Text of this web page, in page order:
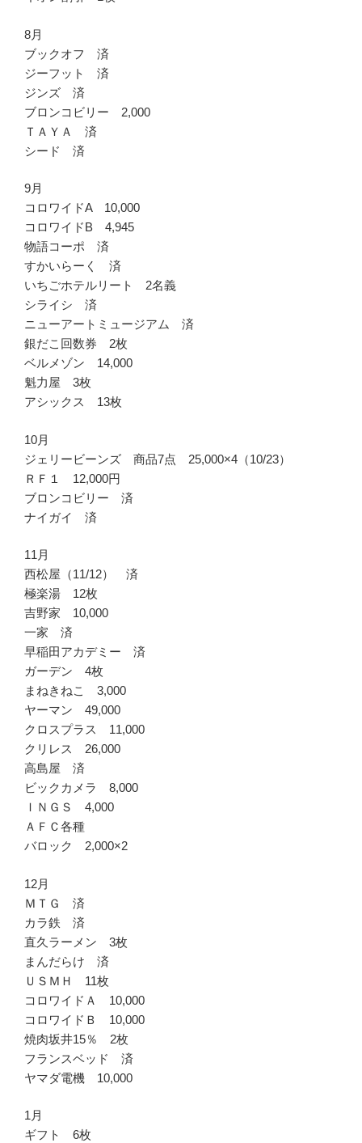
8月
ブックオフ 済
ジーフット 済
ジンズ 済
ブロンコビリー 2,000
ＴＡＹＡ 済
シード 済
9月
コロワイドA 10,000
コロワイドB 4,945
物語コーポ 済
すかいらーく 済
いちごホテルリート 2名義
シライシ 済
ニューアートミュージアム 済
銀だこ回数券 2枚
ベルメゾン 14,000
魁力屋 3枚
アシックス 13枚
10月
ジェリービーンズ 商品7点 25,000×4（10/23）
ＲＦ１ 12,000円
ブロンコビリー 済
ナイガイ 済
11月
西松屋（11/12） 済
極楽湯 12枚
吉野家 10,000
一家 済
早稲田アカデミー 済
ガーデン 4枚
まねきねこ 3,000
ヤーマン 49,000
クロスプラス 11,000
クリレス 26,000
高島屋 済
ビックカメラ 8,000
ＩＮＧＳ 4,000
ＡＦＣ各種
バロック 2,000×2
12月
ＭＴＧ 済
カラ鉄 済
直久ラーメン 3枚
まんだらけ 済
ＵＳＭＨ 11枚
コロワイドＡ 10,000
コロワイドＢ 10,000
焼肉坂井15％ 2枚
フランスベッド 済
ヤマダ電機 10,000
1月
ギフト 6枚